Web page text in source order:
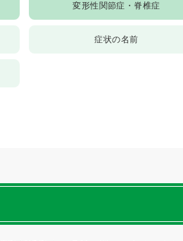
変形性関節症・脊椎症
症状の名前